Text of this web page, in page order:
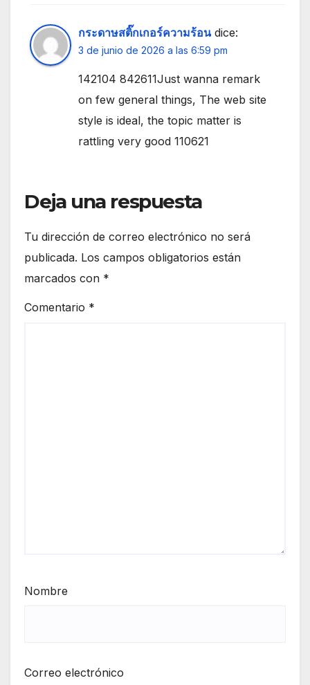
กระดาษสติ๊กเกอร์ความร้อน dice:
3 de junio de 2026 a las 6:59 pm
142104 842611Just wanna remark
on few general things, The web site
style is ideal, the topic matter is
rattling very good 110621
Deja una respuesta
Tu dirección de correo electrónico no será
publicada. Los campos obligatorios están
marcados con *
Comentario *
Nombre
Correo electrónico